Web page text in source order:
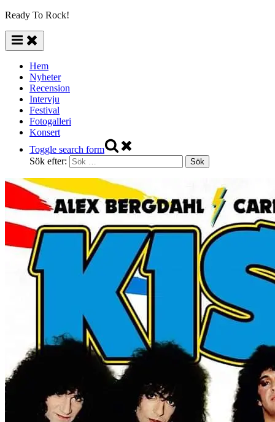
Ready To Rock!
Hem
Nyheter
Recension
Intervju
Festival
Fotogalleri
Konsert
Toggle search form
Sök efter: